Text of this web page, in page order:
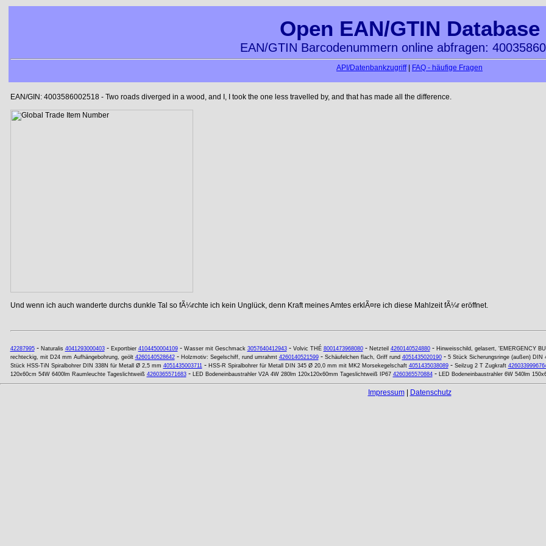
Open EAN/GTIN Database
EAN/GTIN Barcodenummern online abfragen:
API/Datenbankzugriff| FAQ - häufige Fragen
EAN/GIN: 4003586002518 - Two roads diverged in a wood, and I, I took the one less travelled by, and that has made all the difference.
Und wenn ich auch wanderte durchs dunkle Tal so fÃ¼rchte ich kein Unglück, denn Kraft meines Amtes erklÃ¤re ich diese Mahlzeit fÃ¼r eröffnet.
42287995- Naturalis 4041293000403- Exportbier 4104450004109- Wasser mit Geschmack 3057640412943- Volvic THÉ 8001473968080- Netzteil 4260140524880- Hinweisschild, gelasert, 'EMERGENCY
rechteckig, mit D24 mm Aufhängebohrung, geölt 4260140528642- Holzmotiv: Segelschiff, rund umrahmt 4260140521599- Schäufelchen flach, Griff rund 4051435020190- 5 Stück Sicherungsringe (außen) DIN
Stück HSS-TiN Spiralbohrer DIN 338N für Metall Ø 2,5 mm 4051435003711- HSS-R Spiralbohrer für Metall DIN 345 Ø 20,0 mm mit MK2 Morsekegelschaft 4051435038089- Seilzug 2 T Zugkraft
120x60cm 54W 6400lm Raumleuchte Tageslichtweiß 4260365571683- LED Bodeneinbaustrahler V2A 4W 280lm 120x120x60mm Tageslichtweiß IP67 4260365570884- LED Bodeneinbaustrahler 6W 540lm
Impressum| Datenschutz